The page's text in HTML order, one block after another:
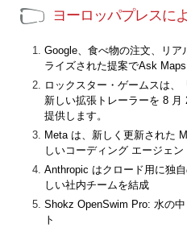
ヨーロッパプレスに
Google、食べ物の注文、リ
ライズされた提案でAsk
ロックスター・ゲームスは、
新しい拡張トレーラーを 8
提供します。
Meta は、新しく更新された
しいコーディング エージェ
Anthropic はクロード用に独
しい社内チームを結成
Shokz OpenSwim Pro: 水の
ト